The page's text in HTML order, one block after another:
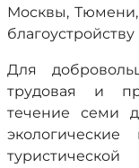
Москвы,
Для
трудовая и
течение семи